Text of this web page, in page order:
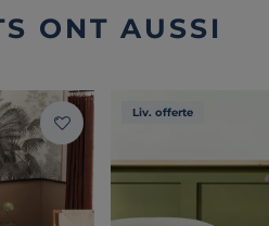
ONT AUSSI
Liv. offerte